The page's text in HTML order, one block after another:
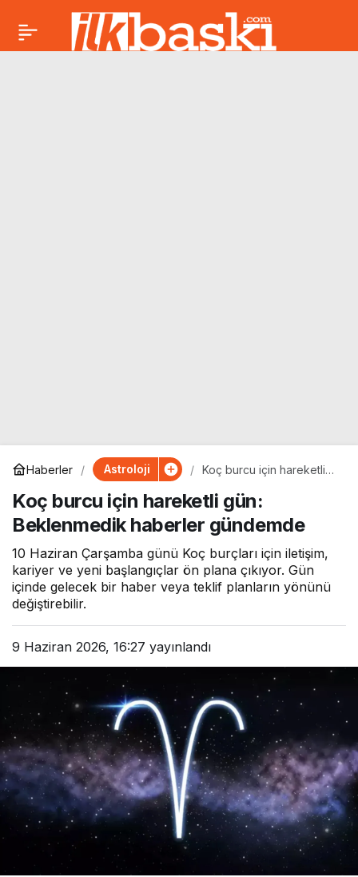
Haberler Astroloji
Koç burcu için hareketli
haberler gündemde
Koç burcu için hareketli gün:
Beklenmedik haberler gündemde
10 Haziran Çarşamba günü Koç burçları için iletişim,
kariyer ve yeni başlangıçlar ön plana çıkıyor. Gün
içinde gelecek bir haber veya teklif planların yönünü
değiştirebilir.
9 Haziran 2026, 16:27 yayınlandı
10 Haziran 2026